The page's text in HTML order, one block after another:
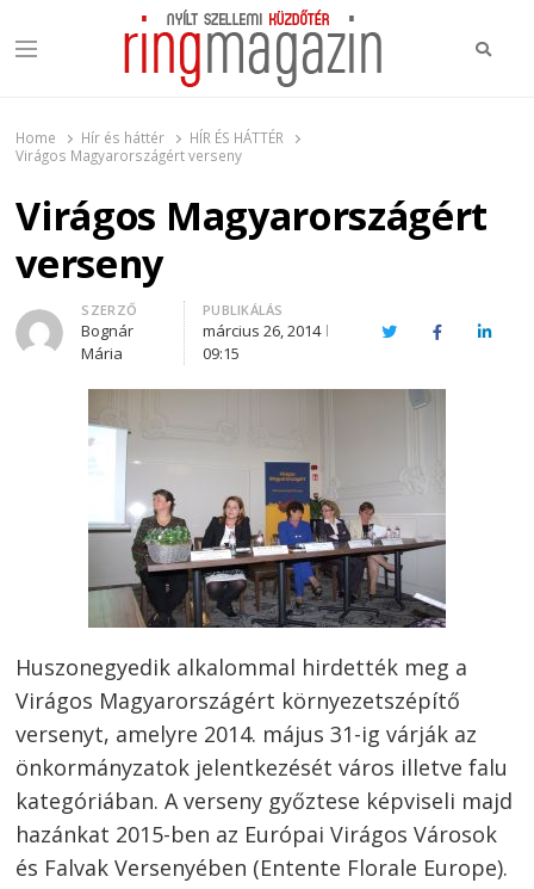
Menu
Home Hír és háttér
HÍR ÉS HÁTTÉR
Virágos Magyarországért verseny
Virágos Magyarországért
verseny
Author
SZERZŐ
Bognár
Mária
PUBLIKÁLÁS
március 26, 2014
09:15
TwitterFacebook
Huszonegyedik alkalommal hirdették meg a
Virágos Magyarországért környezetszépítő
versenyt, amelyre 2014. május 31-ig várják az
önkormányzatok jelentkezését város illetve falu
kategóriában. A verseny győztese képviseli majd
hazánkat 2015-ben az Európai Virágos Városok
és Falvak Versenyében (Entente Florale Europe).